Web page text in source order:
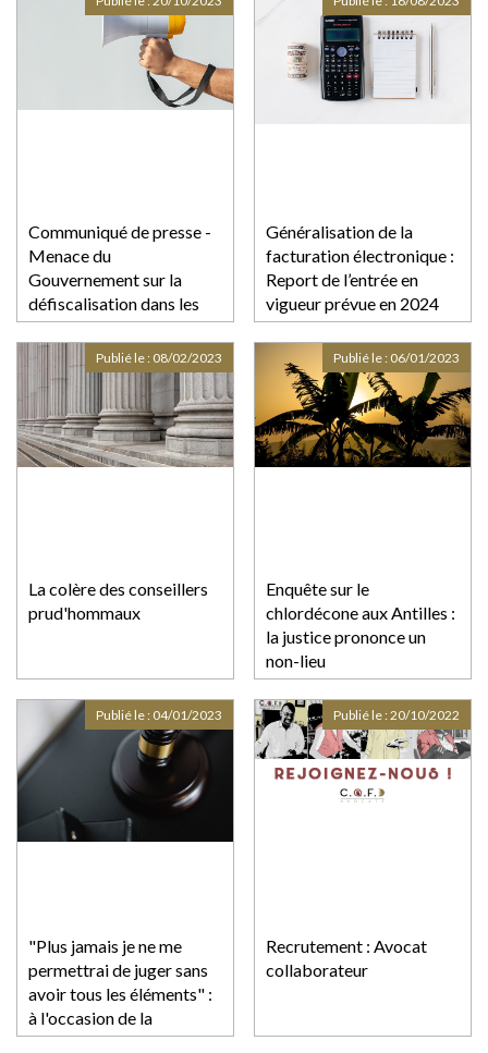
Communiqué de presse -
Menace du
Gouvernement sur la
défiscalisation dans les
outremers
Généralisation de la
facturation électronique :
Report de l’entrée en
vigueur prévue en 2024
La colère des conseillers
prud'hommaux
Publié le : 08/02/2023
Enquête sur le
chlordécone aux Antilles :
la justice prononce un
non-lieu
Publié le : 06/01/2023
"Plus jamais je ne me
permettrai de juger sans
avoir tous les éléments" :
à l'occasion de la
généralisation des cours
Publié le : 04/01/2023
Recrutement : Avocat
collaborateur
Publié le :20/10/2022